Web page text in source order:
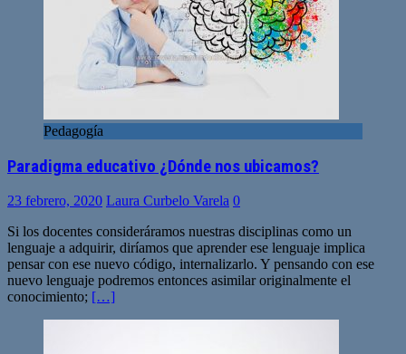
Pedagogía
Paradigma educativo ¿Dónde nos ubicamos?
23 febrero, 2020 Laura Curbelo Varela 0
Si los docentes consideráramos nuestras disciplinas como un
lenguaje a adquirir, diríamos que aprender ese lenguaje implica
pensar con ese nuevo código, internalizarlo. Y pensando con ese
nuevo lenguaje podremos entonces asimilar originalmente el
conocimiento; […]